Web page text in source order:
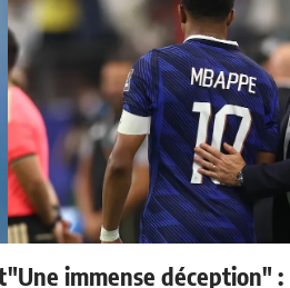
"Une immense déception"